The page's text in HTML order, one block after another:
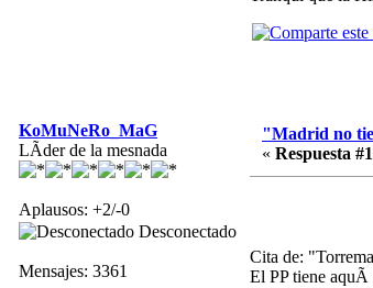
KoMuNeRo_MaG
LÃ­der de la mesnada
Aplausos: +2/-0
Desconectado
Mensajes: 3361
"Madrid no
« Respuesta
Cita de:
El PP tiene